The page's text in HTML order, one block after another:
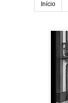
Início